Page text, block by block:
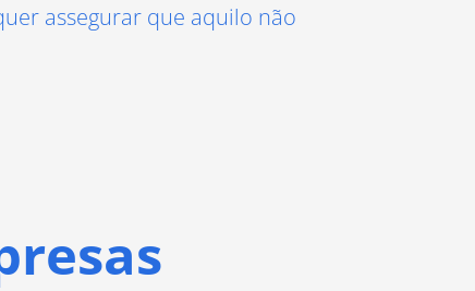
assegurar que aquilo não